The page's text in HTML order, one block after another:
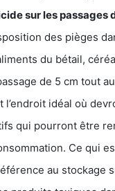
sur les passages
des pièges
du bétail,
de 5 cm tout
l’endroit idéal où
qui pourront être
Ce qui
au stockage